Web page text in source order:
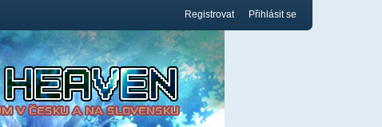
Registrovat Přihlásit se